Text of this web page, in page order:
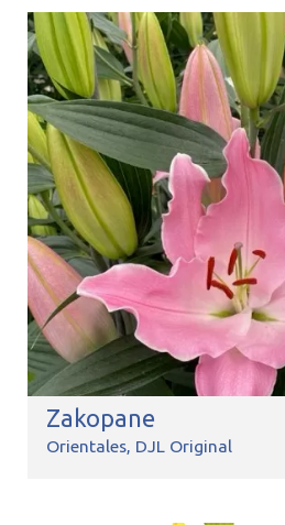
Zakopane
Orientales DJL Original